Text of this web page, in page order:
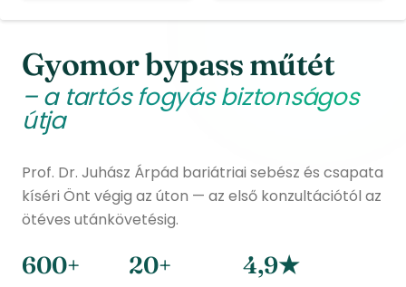
Gyomor bypass műtét
– a tartós fogyás biztonságos
útja
Prof. Dr. Juhász Árpád bariátriai sebész és csapata
kíséri Önt végig az úton — az első konzultációtól az
ötéves utánkövetésig.
600+ 20+ 4,9★